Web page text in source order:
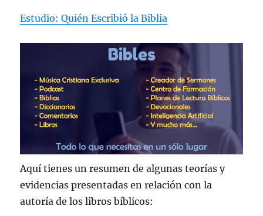
Estudio: Quién Escribió la Biblia
Aquí tienes un resumen de algunas teorías y
evidencias presentadas en relación con la
autoría de los libros bíblicos: